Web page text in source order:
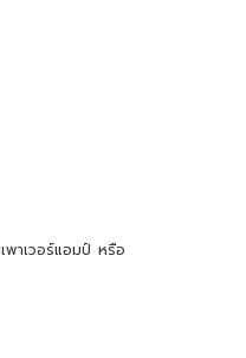
าเวอร์แอมป์ หรือ